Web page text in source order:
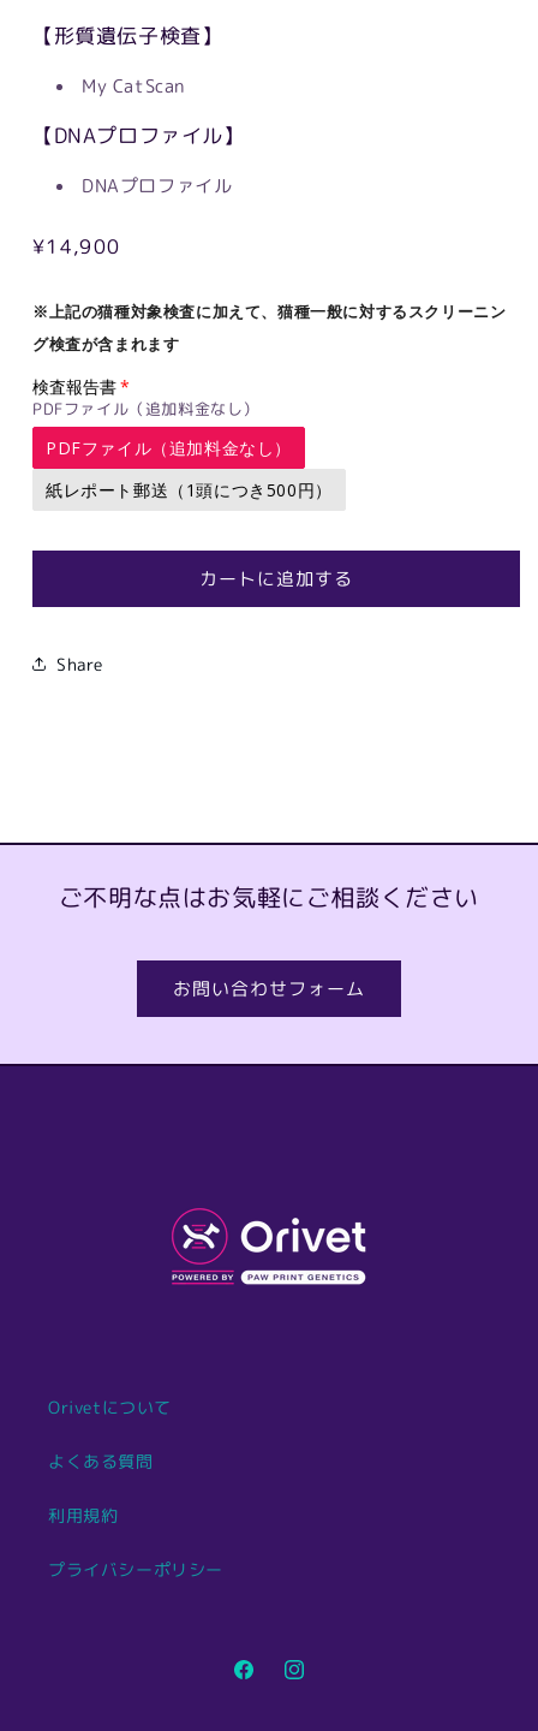
【形質遺伝子検査】
My CatScan
【DNAプロファイル】
DNAプロファイル
通
価
格
¥14,900
※上記の猫種対象検査に加えて、猫種一般に対するスクリーニン
グ検査が含まれます
検査報告書
PDFファイル（追加料金なし）
PDFファイル（追加料金なし）
紙レポート郵送（1頭につき500円）
カートに追加する
Share
ご不明な点はお気軽にご相談ください
お問い合わせフォーム
Orivetについて
よくある質問
利用規約
プライバシーポリシー
FacebookInstagram